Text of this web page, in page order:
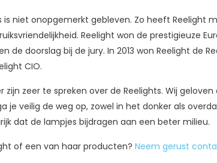
is niet onopgemerkt gebleven. Zo heeft
Reelight won de prestigieuze
de doorslag bij de jury. In 2013 won Reelight de
CIO.
zijn zeer te spreken over de Reelights. Wij
je veilig de weg op, zowel in het donker als
dat de lampjes bijdragen aan een beter milieu.
of een van haar producten? Neem gerust